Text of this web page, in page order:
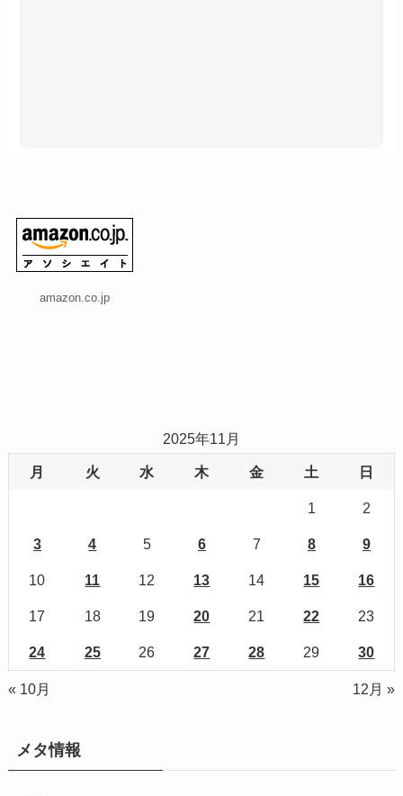
amazon.co.jp
2025年11月
月 火 水 木 金 土 日
1 2
3 4 5 6 7 8 9
10 11 12 13 14 15 16
17 18 19 20 21 22 23
24 25 26 27 28 29 30
« 10月 12月 »
メタ情報